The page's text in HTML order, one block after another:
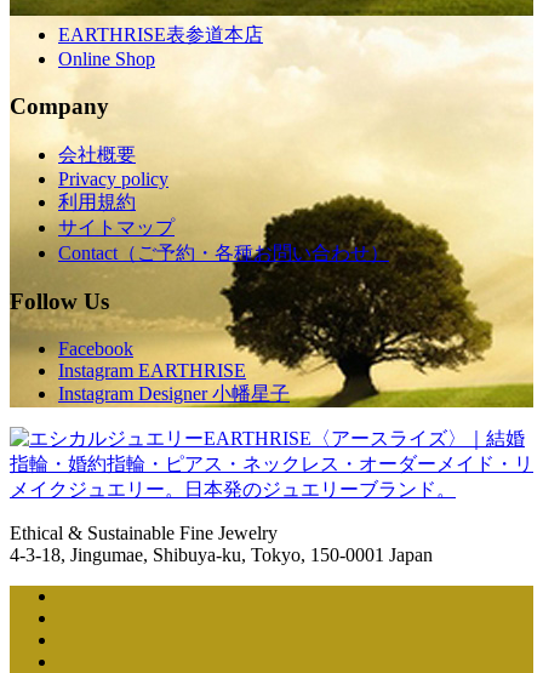
EARTHRISE表参道本店
Online Shop
Company
会社概要
Privacy policy
利用規約
サイトマップ
Contact（ご予約・各種お問い合わせ）
Follow Us
Facebook
Instagram EARTHRISE
Instagram Designer 小幡星子
Ethical & Sustainable Fine Jewelry
4-3-18, Jingumae, Shibuya-ku, Tokyo, 150-0001 Japan